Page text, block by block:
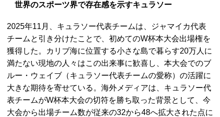
世界のスポーツ界で存在感を示すキュラソー
2025年11月、キュラソー代表チームは、ジャマイカ代表
チームと引き分けたことで、初めてのW杯本大会出場権を
獲得した。カリブ海に位置する小さな島で暮らす20万人に
満たない現地の人々はこの出来事に歓喜し、本大会でのブ
ルー・ウェイブ（キュラソー代表チームの愛称）の活躍に
大きな期待を寄せている。海外メディアは、キュラソー代
表チームがW杯本大会の切符を勝ち取った背景として、今
大会から出場チーム数が従来の32から48へ拡大された点に